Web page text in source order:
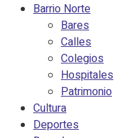
Barrio Norte
Bares
Calles
Colegios
Hospitales
Patrimonio
Cultura
Deportes